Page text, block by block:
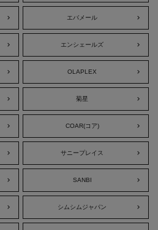
エバメール
エンシェールズ
OLAPLEX
菊星
COAR(コア)
サニープレイス
SANBI
シムシムジャパン